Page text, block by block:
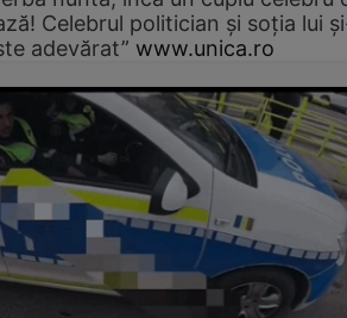
Celebrul politician și soția lui
adevărat” www.unica.ro